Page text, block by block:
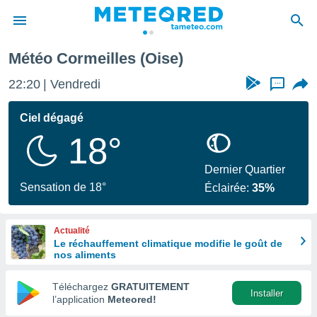
de
en
Météo Cormeilles (Oise)
22:20 Vendredi ...
Ciel dégagé
18°
Sensation de 18°
Dernier Quartier
Éclairée:35%
Actualité
Le réchauffement climatique modifie le goût de
nos aliments
Téléchargez GRATUITEMENT
l’application Meteored!
Installer